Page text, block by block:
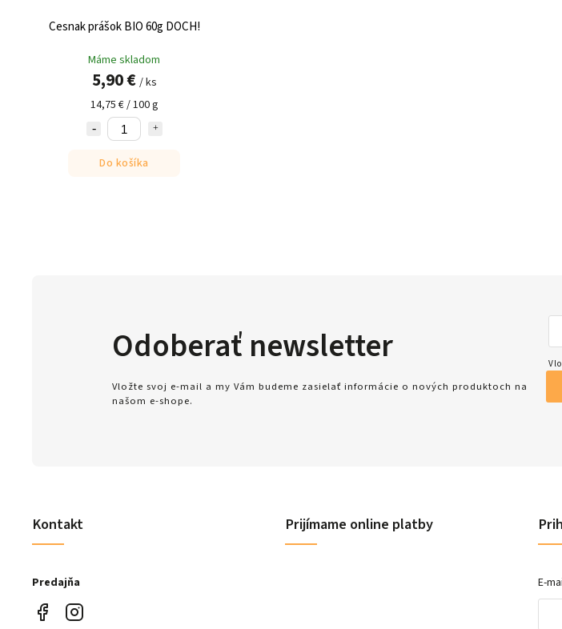
Cesnak prášok BIO 60g DOCH!
Máme skladom
5,90 € / ks
14,75 € / 100 g
Do košíka
Kontakt
Predajňa
Odoberať newsletter
Vložte svoj e-mail a my Vám budeme zasielať informácie o nových produktoch na
našom e-shope.
Prijímame online platby
E-